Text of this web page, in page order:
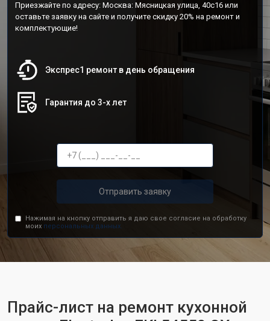
Приезжайте по адресу: Москва: Мясницкая улица, 40с16 или
оставьте заявку на сайте и получите скидку 20% на ремонт и
комплектующие!
Экспрес1 ремонт в день обращения
Гарантия до 3-х лет
Отправить заявку
Нажимая на кнопку отправить я даю свое согласие на обработку
моих персональных данных.
Прайс-лист на ремонт кухонной